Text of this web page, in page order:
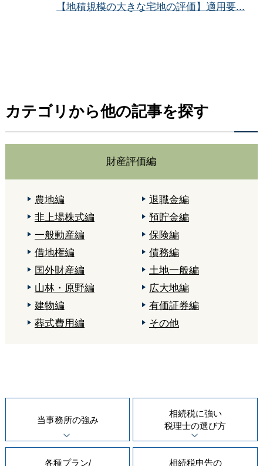
【地積規模の大きな宅地の評価】適用要...
カテゴリから他の記事を探す
財産評価編
農地編
退職金編
非上場株式編
預貯金編
一般動産編
保険編
借地権編
債務編
国外財産編
土地一般編
山林・原野編
広大地編
建物編
有価証券編
葬式費用編
その他
当事務所の強み
相続税に強い
税理士の選び方
各種プラン/
相続税申告の